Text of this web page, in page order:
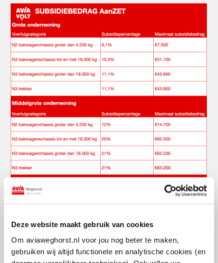
Deze website maakt gebruik van cookies
Om aviaweghorst.nl voor jou nog beter te maken,
gebruiken wij altijd functionele en analytische cookies (en